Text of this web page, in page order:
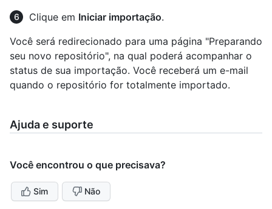
Clique em Iniciar importação.
Você será redirecionado para uma página "Preparando
seu novo repositório", na qual poderá acompanhar o
status de sua importação. Você receberá um e-mail
quando o repositório for totalmente importado.
Ajuda e suporte
Você encontrou o que precisava?
Sim Não